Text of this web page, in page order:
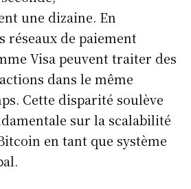
une dizaine. En
réseaux de paiement
Visa peuvent traiter des
dans le même
Cette disparité soulève
sur la scalabilité
en tant que système